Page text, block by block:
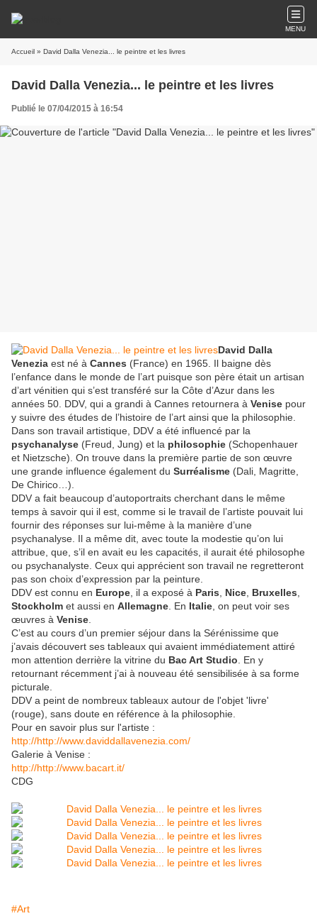
MENU
Accueil » David Dalla Venezia... le peintre et les livres
David Dalla Venezia... le peintre et les livres
Publié le 07/04/2015 à 16:54
David Dalla
Venezia est né à Cannes (France) en 1965. Il baigne dès
l’enfance dans le monde de l’art puisque son père était un artisan
d’art vénitien qui s’est transféré sur la Côte d’Azur dans les
années 50. DDV, qui a grandi à Cannes retournera à Venise pour
y suivre des études de l’histoire de l’art ainsi que la philosophie.
Dans son travail artistique, DDV a été influencé par la
psychanalyse (Freud, Jung) et la philosophie (Schopenhauer
et Nietzsche). On trouve dans la première partie de son œuvre
une grande influence également du Surréalisme (Dali, Magritte,
De Chirico…).
DDV a fait beaucoup d’autoportraits cherchant dans le même
temps à savoir qui il est, comme si le travail de l’artiste pouvait lui
fournir des réponses sur lui-même à la manière d’une
psychanalyse. Il a même dit, avec toute la modestie qu’on lui
attribue, que, s’il en avait eu les capacités, il aurait été philosophe
ou psychanalyste. Ceux qui apprécient son travail ne regretteront
pas son choix d’expression par la peinture.
DDV est connu en Europe , il a exposé à Paris Nice Bruxelles
Stockholm et aussi en Allemagne . En Italie , on peut voir ses
œuvres à Venise
C’est au cours d’un premier séjour dans la Sérénissime que
j’avais découvert ses tableaux qui avaient immédiatement attiré
mon attention derrière la vitrine du Bac Art Studio . En y
retournant récemment j’ai à nouveau été sensibilisée à sa forme
picturale.
DDV a peint de nombreux tableaux autour de l'objet 'livre'
(rouge), sans doute en référence à la philosophie.
Pour en savoir plus sur l'artiste :
http://http://www.daviddallavenezia.com/
Galerie à Venise :
http://http://www.bacart.it/
CDG
#Art